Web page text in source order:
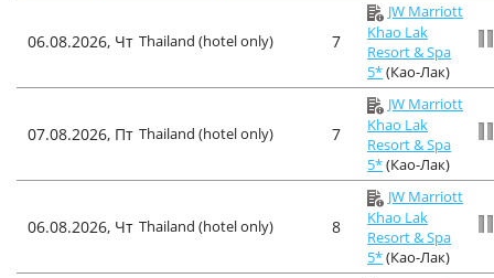
06.08.2026, Чт Thailand (hotel only) 7
JW Marriott
Khao Lak
Resort & Spa
5*(Као-Лак)
07.08.2026, Пт Thailand (hotel only) 7
JW Marriott
Khao Lak
Resort & Spa
5*(Као-Лак)
06.08.2026, Чт Thailand (hotel only) 8
JW Marriott
Khao Lak
Resort & Spa
5*(Као-Лак)